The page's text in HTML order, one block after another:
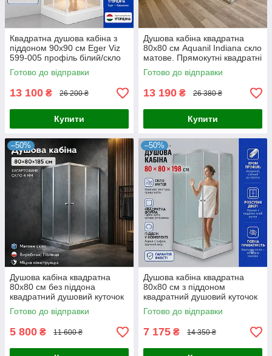
Квадратна душова кабіна з
піддоном 90х90 см Eger Viz
599-005 профіль білий/скло
Zuzmara
Готово до відправки
13 100 ₴ 26 200 ₴
Купити
Душова кабіна квадратна
80х80 см Aquanil Indiana скло
матове. Прямокутні квадратні
душові кабіни
Готово до відправки
13 190 ₴ 26 380 ₴
Купити
–50%
Душова кабіна квадратна
80x80 см без піддона
квадратний душовий куточок
Готово до відправки
5 800 ₴ 11 600 ₴
–50%
Душова кабіна квадратна
80x80 см з піддоном
квадратний душовий куточок
Готово до відправки
7 175 ₴ 14 350 ₴